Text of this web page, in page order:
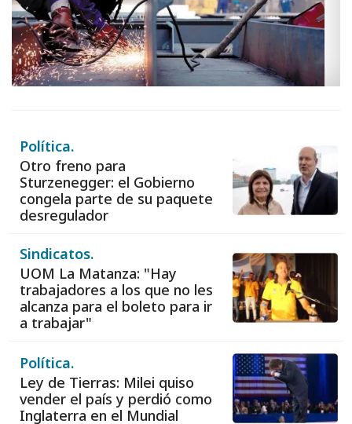
Política.
Otro freno para
Sturzenegger: el Gobierno
congela parte de su paquete
desregulador
Sindicatos.
UOM La Matanza: "Hay
trabajadores a los que no les
alcanza para el boleto para ir
a trabajar"
Política.
Ley de Tierras: Milei quiso
vender el país y perdió como
Inglaterra en el Mundial